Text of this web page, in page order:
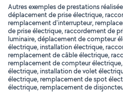
Autres exemples de prestations
déplacement de prise électrique,
remplacement d'interrupteur,
de prise électrique, raccordement de
luminaire, déplacement de compteur
électrique, installation électrique,
remplacement de câble électrique,
remplacement de compteur
électrique, installation de volet
électrique, remplacement de spot
électrique, remplacement de